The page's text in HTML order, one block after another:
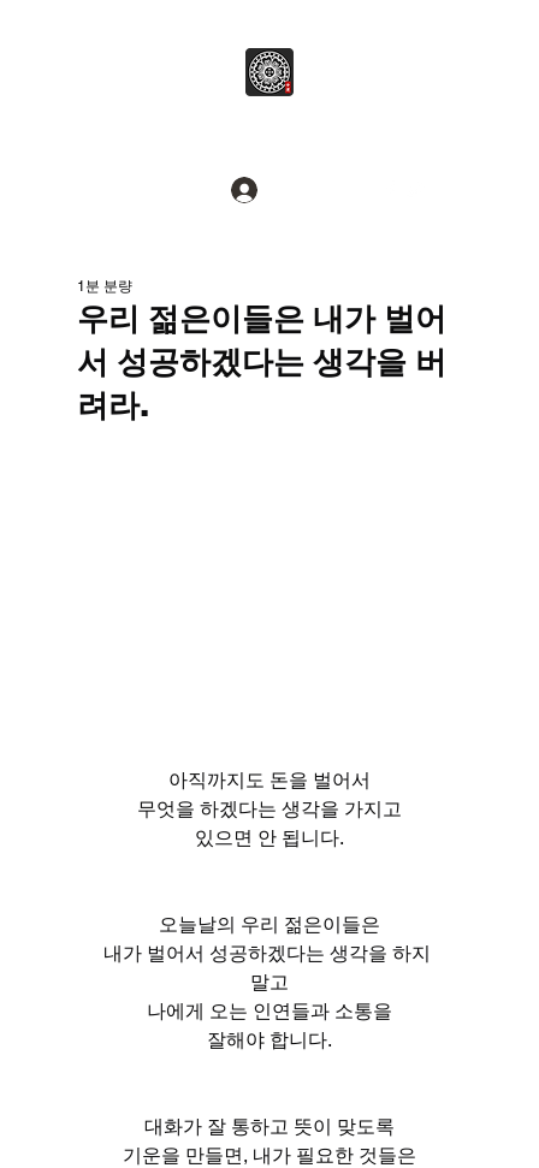
우리 젊은이들은 내가 벌어
서 성공하겠다는 생각을 버
려라.
1분 분량
아직까지도 돈을 벌어서
무엇을 하겠다는 생각을 가지고
있으면 안 됩니다.
오늘날의 우리 젊은이들은
내가 벌어서 성공하겠다는 생각을 하지
말고
나에게 오는 인연들과 소통을
잘해야 합니다.
대화가 잘 통하고 뜻이 맞도록
기운을 만들면, 내가 필요한 것들은